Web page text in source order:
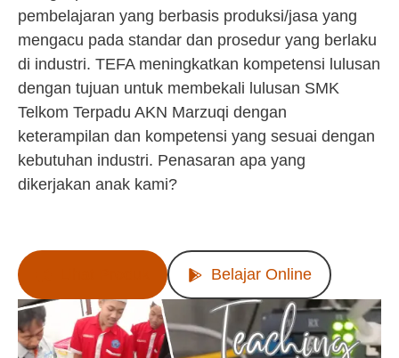
pembelajaran yang berbasis produksi/jasa yang
mengacu pada standar dan prosedur yang berlaku
di industri. TEFA meningkatkan kompetensi lulusan
dengan tujuan untuk membekali lulusan SMK
Telkom Terpadu AKN Marzuqi dengan
keterampilan dan kompetensi yang sesuai dengan
kebutuhan industri. Penasaran apa yang
dikerjakan anak kami?
Belajar Online